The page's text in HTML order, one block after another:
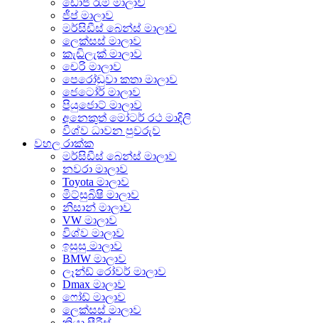
ජීප් මාලාව
මර්සිඩීස් බෙන්ස් මාලාව
ලෙක්සස් මාලාව
කැඩිලැක් මාලාව
චෙරි මාලාව
පෙරෝඩුවා කතා මාලාව
ජෙටෝර් මාලාව
පියුජොට් මාලාව
අනෙකුත් මෝටර් රථ මාදිලි
විශ්ව ධාවන පුවරුව
වහල රාක්ක
මර්සිඩීස් බෙන්ස් මාලාව
නවරා මාලාව
Toyota මාලාව
මිට්සුබිෂි මාලාව
නිසාන් මාලාව
VW මාලාව
විශ්ව මාලාව
ඉසුසු මාලාව
BMW මාලාව
ලෑන්ඩ් රෝවර් මාලාව
Dmax මාලාව
ෆෝඩ් මාලාව
ලෙක්සස් මාලාව